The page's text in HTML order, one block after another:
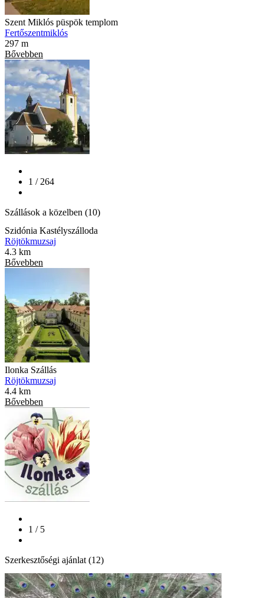
Szent Miklós püspök templom
Fertőszentmiklós
297 m
Bővebben
1 / 264
Szállások a közelben (10)
Szidónia Kastélyszálloda
Röjtökmuzsaj
4.3 km
Bővebben
Ilonka Szállás
Röjtökmuzsaj
4.4 km
Bővebben
1 / 5
Szerkesztőségi ajánlat (12)